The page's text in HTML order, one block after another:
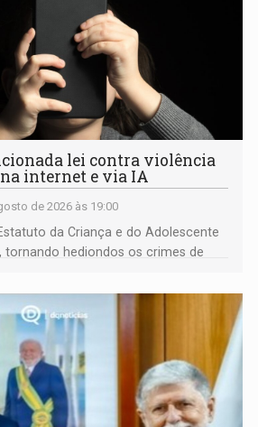
lei contra violência
internet e via IA
de 2026 às 19:00
da Criança e do Adolescente
tornando hediondos os crimes de